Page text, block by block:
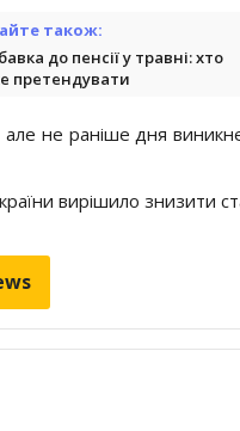
також:
до пенсії у травні: хто
претендувати
але не раніше дня
вирішило знизити